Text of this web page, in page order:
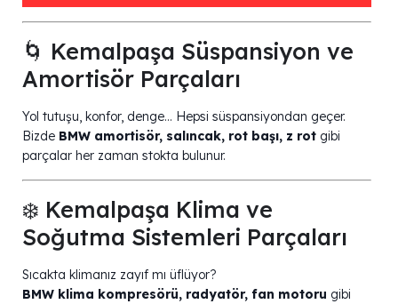
🌀 Kemalpaşa Süspansiyon ve
Amortisör Parçaları
Yol tutuşu, konfor, denge… Hepsi süspansiyondan geçer.
Bizde BMW amortisör, salıncak, rot başı, z rot gibi
parçalar her zaman stokta bulunur.
❄️ Kemalpaşa Klima ve
Soğutma Sistemleri Parçaları
Sıcakta klimanız zayıf mı üflüyor?
BMW klima kompresörü, radyatör, fan motoru gibi